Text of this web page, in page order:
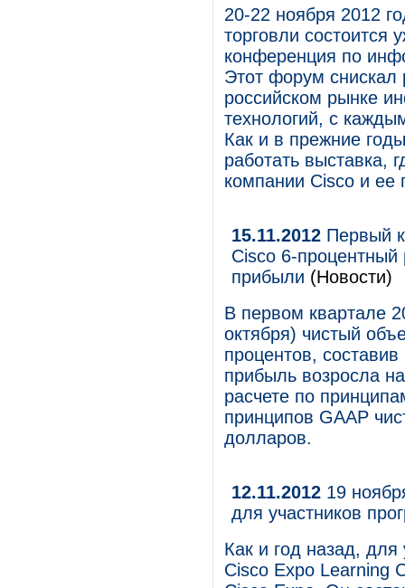
20-22 ноября 2012
торговли состоится
конференция по
Этот форум снискал
российском рынке
технологий, с
Как и в прежние
работать выставка,
компании Cisco и ее
15.11.2012 Первый
Cisco 6-процентный
прибыли (Новости)
В первом квартале
октября) чистый
процентов,
прибыль возросла
расчете по
принципов GAAP
долларов.
12.11.2012 19
для участников
Как и год назад, для
Cisco Expo Learning